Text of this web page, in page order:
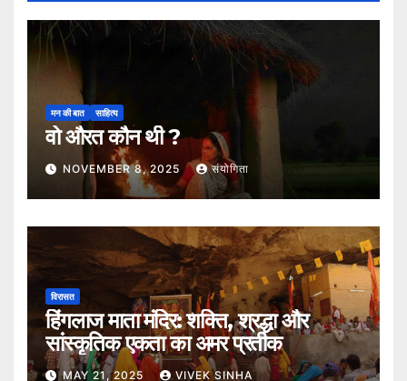
मन की बात साहित्य
वो औरत कौन थी ?
NOVEMBER 8, 2025 संयोगिता
विरासत
हिंगलाज माता मंदिर: शक्ति, श्रद्धा और
सांस्कृतिक एकता का अमर प्रतीक
MAY 21, 2025 VIVEK SINHA